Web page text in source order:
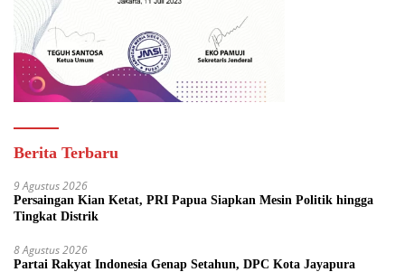
Berita Terbaru
9 Agustus 2026
Persaingan Kian Ketat, PRI Papua Siapkan Mesin Politik hingga
Tingkat Distrik
8 Agustus 2026
Partai Rakyat Indonesia Genap Setahun, DPC Kota Jayapura